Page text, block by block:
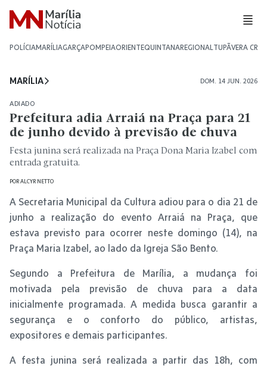
POLÍCIAMARÍLIAGARÇAPOMPEIAORIENTEQUINTANAREGIONALTUPÃVERA CRUZ
MARÍLIA DOM. 14 JUN. 2026
ADIADO
Prefeitura adia Arraiá na Praça para 21
de junho devido à previsão de chuva
Festa junina será realizada na Praça Dona Maria Izabel com
entrada gratuita.
PORALCYR NETTO
A Secretaria Municipal da Cultura adiou para o dia 21 de
junho a realização do evento Arraiá na Praça, que
estava previsto para ocorrer neste domingo (14), na
Praça Maria Izabel, ao lado da Igreja São Bento.
Segundo a Prefeitura de Marília, a mudança foi
motivada pela previsão de chuva para a data
inicialmente programada. A medida busca garantir a
segurança e o conforto do público, artistas,
expositores e demais participantes.
A festa junina será realizada a partir das 18h, com